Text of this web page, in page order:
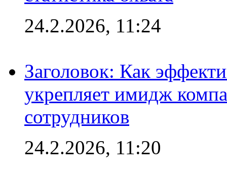
24.2.2026, 11:24
Заголовок: Как
укрепляет имидж
сотрудников
24.2.2026, 11:20